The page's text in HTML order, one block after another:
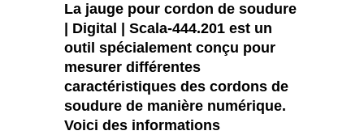
La jauge pour cordon de soudure
| Digital | Scala-444.201 est un
outil spécialement conçu pour
mesurer différentes
caractéristiques des cordons de
soudure de manière numérique.
Voici des informations